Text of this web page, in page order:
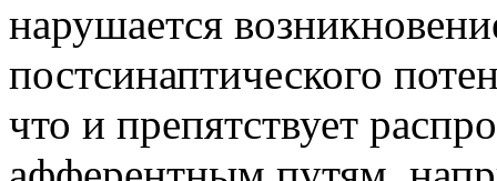
нарушается
постсинаптического
что и препятствует